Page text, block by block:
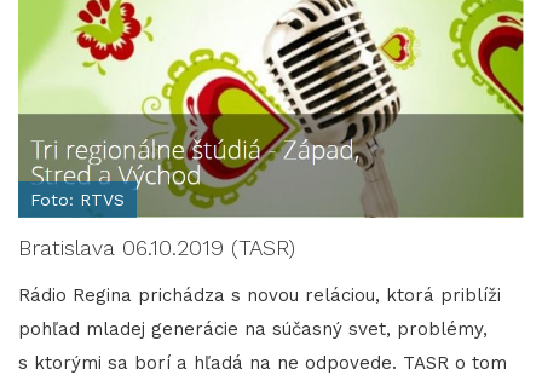
Foto: RTVS
Bratislava 06.10.2019 (TASR)
Rádio Regina prichádza s novou reláciou, ktorá priblíži
pohľad mladej generácie na súčasný svet, problémy,
s ktorými sa borí a hľadá na ne odpovede. TASR o tom